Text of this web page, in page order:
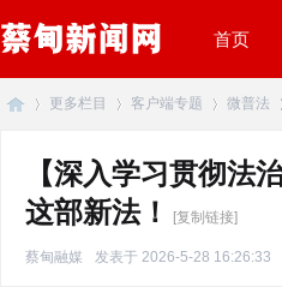
首页
»
更多栏目
›
客户端专题
›
微普法
【深入学习贯彻法
这部新法！
[复制链接]
蔡甸融媒 发表于 2026-5-28 16:26:33